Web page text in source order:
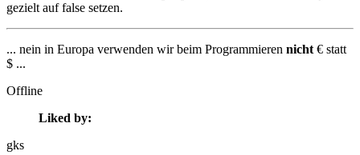
gezielt auf false setzen.
... nein in Europa verwenden wir beim Programmieren nicht € statt
$ ...
Offline
Liked by:
gks